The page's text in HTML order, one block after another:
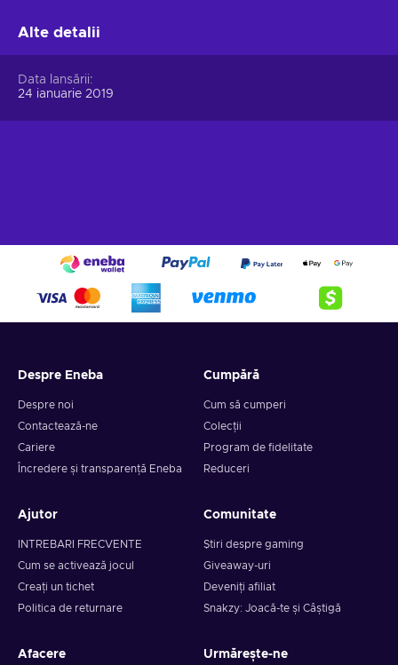
Alte detalii
Data lansării
24 ianuarie 2019
Despre Eneba
Despre noi
Contactează-ne
Cariere
Încredere și transparență Eneba
Cumpără
Cum să cumperi
Colecții
Program de fidelitate
Reduceri
Ajutor
INTREBARI FRECVENTE
Cum se activează jocul
Creați un tichet
Politica de returnare
Comunitate
Știri despre gaming
Giveaway-uri
Deveniți afiliat
Snakzy: Joacă-te și Câștigă
Afacere Urmărește-ne